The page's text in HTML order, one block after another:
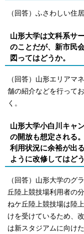
（回答）ふさわしい住
山形大学は文科系サ
のことだが、新市民
図ってはどうか。
（回答）山形エリアマ
舗の紹介などを行って
く。
山形大学小白川キャ
の開放も想定される
利用状況に余裕が出
ように改修してはどう
（回答）山形大学のグ
丘陸上競技場利用者の
ねケ丘陸上競技場は陸
けを受けているため、
は新スタジアムに向け